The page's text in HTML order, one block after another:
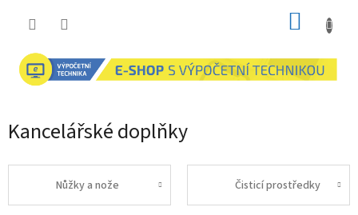
Kancelářské doplňky
Nůžky a nože Čisticí prostředky